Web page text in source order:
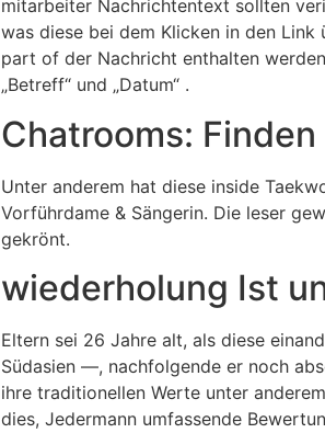
mitarbeiter Nachrichtentext sollten
was diese bei dem Klicken in den
part of der Nachricht enthalten
„Betreff“ und „Datum“ .
Chatrooms:
Unter anderem hat diese inside
Vorführdame & Sängerin. Die leser
gekrönt.
wiederholung Ist
Eltern sei 26 Jahre alt, als diese
Südasien —, nachfolgende er noch
ihre traditionellen Werte unter
dies, Jedermann umfassende